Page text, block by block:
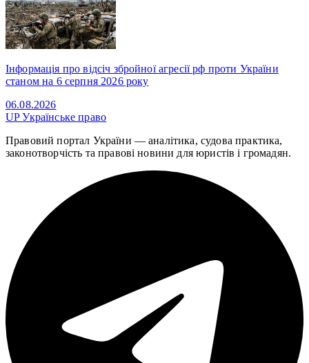
Інформація про відсіч збройної агресії рф проти України
станом на 6 серпня 2026 року
06.08.2026
UPУкраїнське право
Правовий портал України — аналітика, судова практика,
законотворчість та правові новини для юристів і громадян.